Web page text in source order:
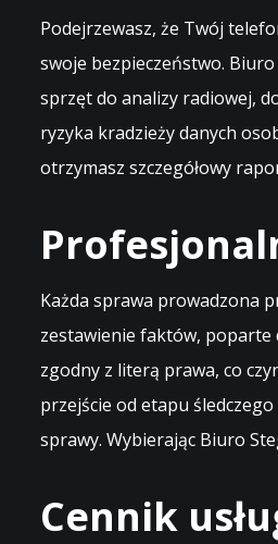
Podejrzewasz, że Twój
swoje bezpieczeństwo.
sprzęt do analizy radiowej,
ryzyka kradzieży danych
otrzymasz szczegółowy
Każda sprawa prowadzona
zestawienie faktów, poparte
zgodny z literą prawa, co
przejście od etapu
sprawy. Wybierając Biuro
Cennik